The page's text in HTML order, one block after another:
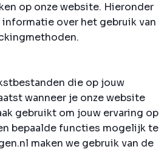
op onze website. Hieronder
over het gebruik van
die op jouw
wanneer je onze website
gebruikt om jouw ervaring op
bepaalde functies mogelijk te
maken we gebruik van de